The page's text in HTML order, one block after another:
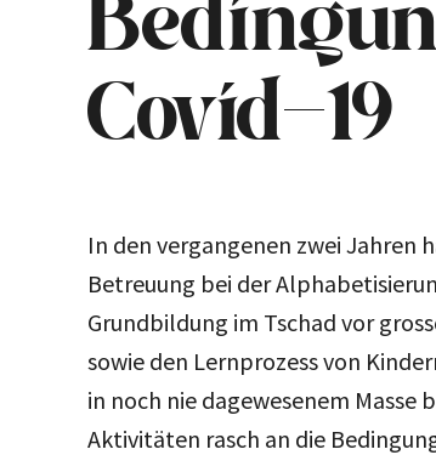
Covid-19
In den vergangenen zwei Jahren
Betreuung bei der
Grundbildung im Tschad vor
sowie den Lernprozess von
in noch nie dagewesenem Masse
Aktivitäten rasch an die